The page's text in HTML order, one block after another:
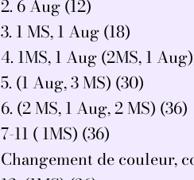
2. 6 Aug (12)
3. 1 MS, 1 Aug (18)
4. 1MS, 1 Aug (2MS, 1
5. (1 Aug, 3 MS) (30)
6. (2 MS, 1 Aug, 2 MS) (36)
7-11 ( 1MS) (36)
Changement de couleur,